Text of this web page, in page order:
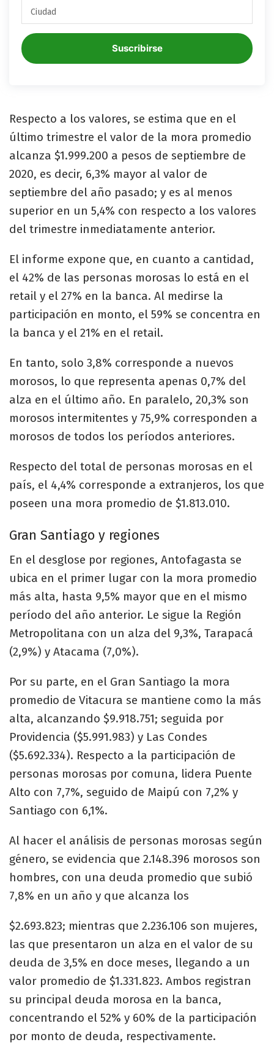
Suscribirse
Respecto a los valores, se estima que en el
último trimestre el valor de la mora promedio
alcanza $1.999.200 a pesos de septiembre de
2020, es decir, 6,3% mayor al valor de
septiembre del año pasado; y es al menos
superior en un 5,4% con respecto a los valores
del trimestre inmediatamente anterior.
El informe expone que, en cuanto a cantidad,
el 42% de las personas morosas lo está en el
retail y el 27% en la banca. Al medirse la
participación en monto, el 59% se concentra en
la banca y el 21% en el retail.
En tanto, solo 3,8% corresponde a nuevos
morosos, lo que representa apenas 0,7% del
alza en el último año. En paralelo, 20,3% son
morosos intermitentes y 75,9% corresponden a
morosos de todos los períodos anteriores.
Respecto del total de personas morosas en el
país, el 4,4% corresponde a extranjeros, los que
poseen una mora promedio de $1.813.010.
Gran Santiago y regiones
En el desglose por regiones, Antofagasta se
ubica en el primer lugar con la mora promedio
más alta, hasta 9,5% mayor que en el mismo
período del año anterior. Le sigue la Región
Metropolitana con un alza del 9,3%, Tarapacá
(2,9%) y Atacama (7,0%).
Por su parte, en el Gran Santiago la mora
promedio de Vitacura se mantiene como la más
alta, alcanzando $9.918.751; seguida por
Providencia ($5.991.983) y Las Condes
($5.692.334). Respecto a la participación de
personas morosas por comuna, lidera Puente
Alto con 7,7%, seguido de Maipú con 7,2% y
Santiago con 6,1%.
Al hacer el análisis de personas morosas según
género, se evidencia que 2.148.396 morosos son
hombres, con una deuda promedio que subió
7,8% en un año y que alcanza los
$2.693.823; mientras que 2.236.106 son mujeres,
las que presentaron un alza en el valor de su
deuda de 3,5% en doce meses, llegando a un
valor promedio de $1.331.823. Ambos registran
su principal deuda morosa en la banca,
concentrando el 52% y 60% de la participación
por monto de deuda, respectivamente.